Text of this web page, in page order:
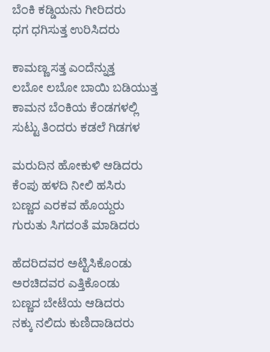
ಬೆಂಕಿ ಕಡ್ಡಿಯನು ಗೀರಿದರು
ಧಗ ಧಗಿಸುತ್ತ ಉರಿಸಿದರು
ಕಾಮಣ್ಣ ಸತ್ತ ಎಂದೆನ್ನುತ್ತ
ಲಬೋ ಲಬೋ ಬಾಯಿ ಬಡಿಯುತ್ತ
ಕಾಮನ ಬೆಂಕಿಯ ಕೆಂಡಗಳಲ್ಲಿ
ಸುಟ್ಟು ತಿಂದರು ಕಡಲೆ ಗಿಡಗಳ
ಮರುದಿನ ಹೋಕುಳಿ ಆಡಿದರು
ಕೆಂಪು ಹಳದಿ ನೀಲಿ ಹಸಿರು
ಬಣ್ಣದ ಎರಕವ ಹೊಯ್ದರು
ಗುರುತು ಸಿಗದಂತೆ ಮಾಡಿದರು
ಹೆದರಿದವರ ಅಟ್ಟಿಸಿಕೊಂಡು
ಅರಚಿದವರ ಎತ್ತಿಕೊಂಡು
ಬಣ್ಣದ ಬೇಟೆಯ ಆಡಿದರು
ನಕ್ಕು ನಲಿದು ಕುಣಿದಾಡಿದರು